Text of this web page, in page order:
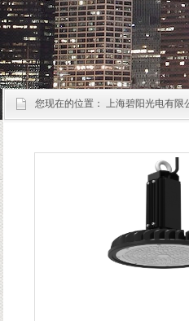
您现在的位置： 上海碧阳光电有限